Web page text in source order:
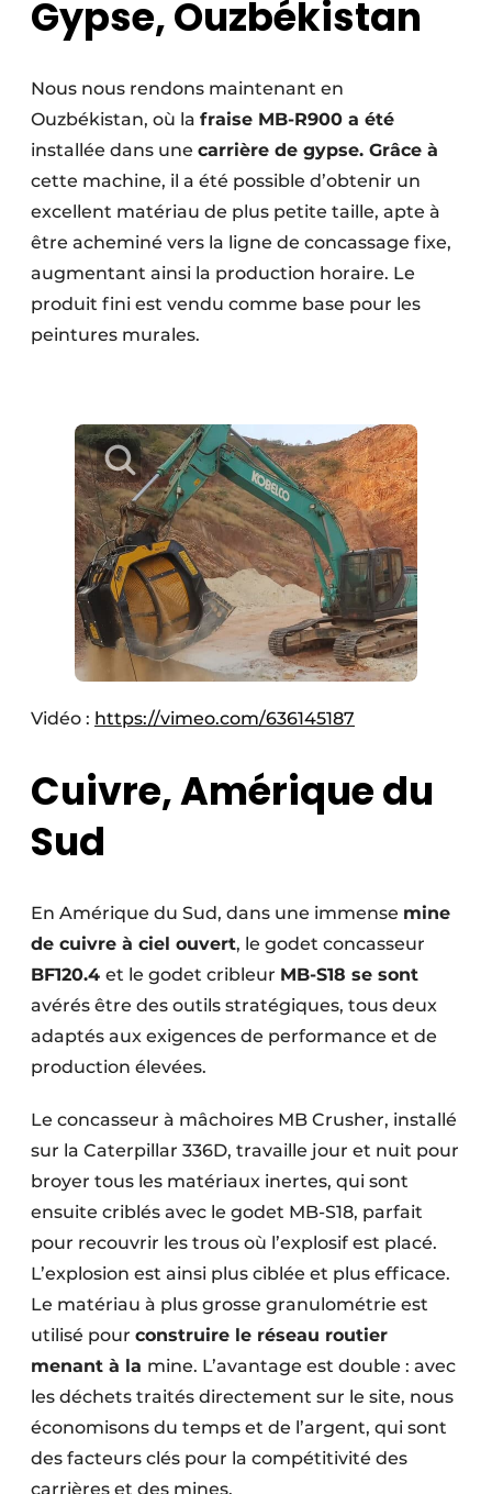
Gypse, Ouzbékistan
Nous nous rendons maintenant en
Ouzbékistan, où la fraise MB-R900 a été
installée dans une carrière de gypse. Grâce à
cette machine, il a été possible d’obtenir un
excellent matériau de plus petite taille, apte à
être acheminé vers la ligne de concassage fixe,
augmentant ainsi la production horaire. Le
produit fini est vendu comme base pour les
peintures murales.
Vidéo : https://vimeo.com/636145187
Cuivre, Amérique du
Sud
En Amérique du Sud, dans une immense mine
de cuivre à ciel ouvert, le godet concasseur
BF120.4 et le godet cribleur MB-S18 se sont
avérés être des outils stratégiques, tous deux
adaptés aux exigences de performance et de
production élevées.
Le concasseur à mâchoires MB Crusher, installé
sur la Caterpillar 336D, travaille jour et nuit pour
broyer tous les matériaux inertes, qui sont
ensuite criblés avec le godet MB-S18, parfait
pour recouvrir les trous où l’explosif est placé.
L’explosion est ainsi plus ciblée et plus efficace.
Le matériau à plus grosse granulométrie est
utilisé pour construire le réseau routier
menant à la mine. L’avantage est double : avec
les déchets traités directement sur le site, nous
économisons du temps et de l’argent, qui sont
des facteurs clés pour la compétitivité des
carrières et des mines.